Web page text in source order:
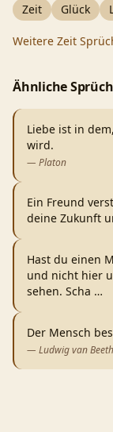
Zeit Glück
Weitere Zeit
Ähnliche
Liebe ist in
wird.
— Platon
Ein Freund
deine Zukunft
Hast du einen
und nicht hier
sehen. Scha …
Der Mensch
— Ludwig van